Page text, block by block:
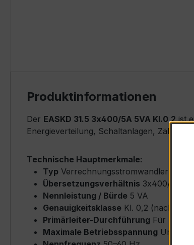
Produktinformationen
Der EASKD 31.5 3x400/5A 5VA Kl.0,2ist
Energieverteilung, Schaltanlagen,
Technische Hauptmerkmale:
Typ Verrechnungsstromwandler
Übersetzungsverhältnis 3x400/5 A
Nennleistung / Bürde 5 VA
Genauigkeitsklasse Kl. 0,2 (nach IEC/
Primärleiter-Durchführung Für
Maximale Betriebsspannung Um ≤